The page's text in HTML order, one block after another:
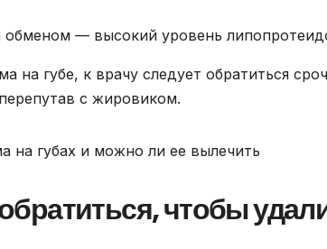
— высокий уровень
на губе, к врачу следует обратиться
с жировиком.
чтобы